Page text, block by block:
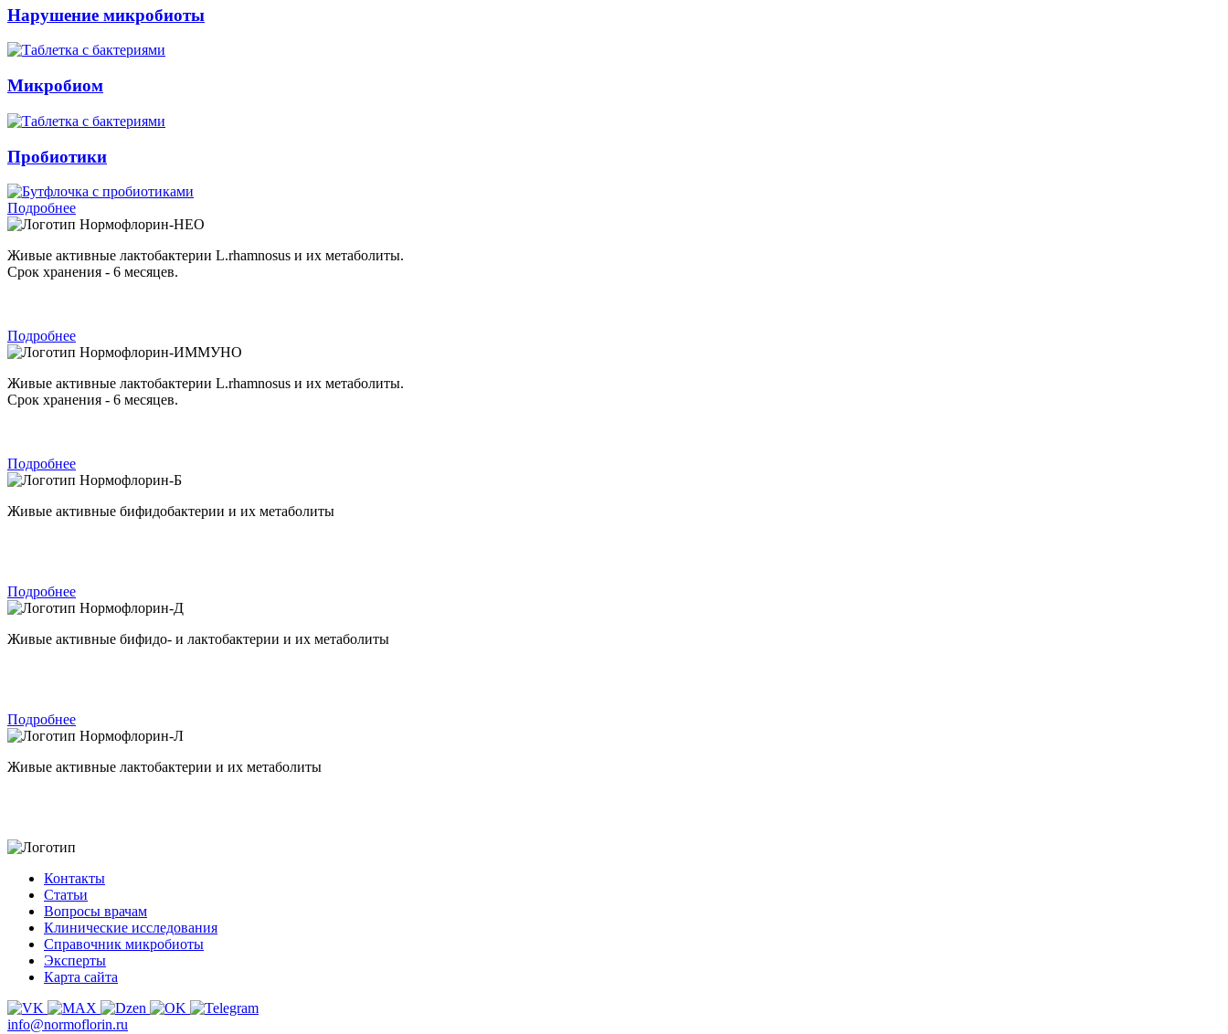
Нарушение микробиоты
Микробиом
Пробиотики
Подробнее
Нормофлорин-НЕО
Живые активные лактобактерии L.rhamnosus и их метаболиты.
Срок хранения - 6 месяцев.
Подробнее
Нормофлорин-ИММУНО
Живые активные лактобактерии L.rhamnosus и их метаболиты.
Срок хранения - 6 месяцев.
Подробнее
Нормофлорин-Б
Живые активные бифидобактерии и их метаболиты
Подробнее
Нормофлорин-Д
Живые активные бифидо- и лактобактерии и их метаболиты
Подробнее
Нормофлорин-Л
Живые активные лактобактерии и их метаболиты
Контакты
Статьи
Вопросы врачам
Клинические исследования
Справочник микробиоты
Эксперты
Карта сайта
info@normoflorin.ru